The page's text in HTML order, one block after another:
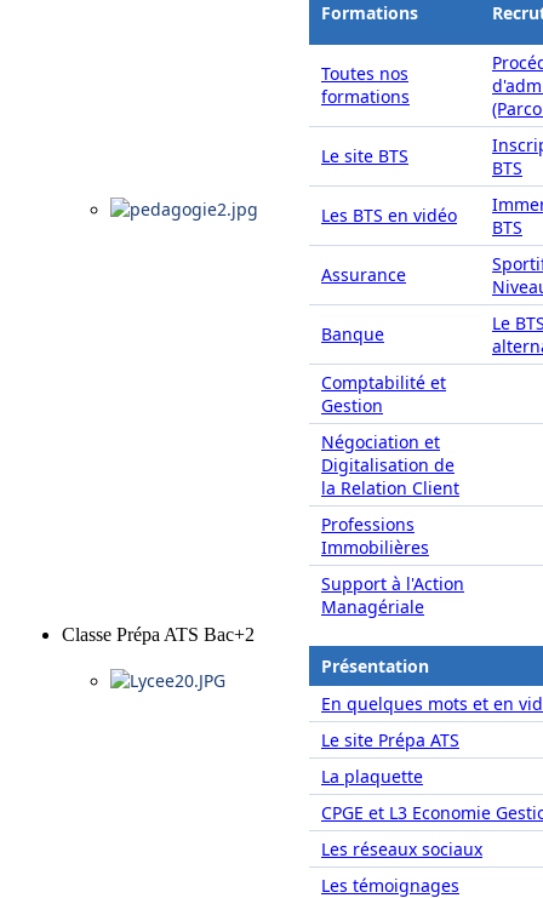
Formations
Toutes nos
formations
Le site BTS
BTS
Les BTS en vidéo
BTS
Assurance
Banque
Le
Comptabilité et
Gestion
Négociation et
Digitalisation de
la Relation Client
Professions
Immobilières
Support à l'Action
Managériale
Classe Prépa ATS Bac+2
Présentation
En quelques mots et en
Le site Prépa ATS
La plaquette
CPGE et L3 Economie
Les réseaux sociaux
Les témoignages